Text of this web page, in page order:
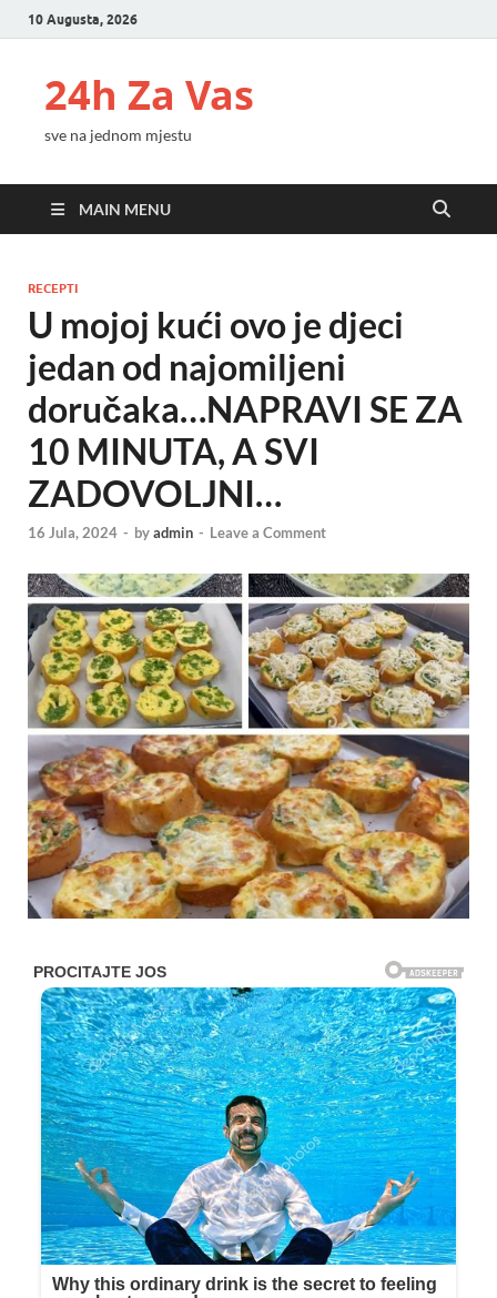
10 Augusta, 2026
24h Za Vas
sve na jednom mjestu
MAIN MENU
RECEPTI
U mojoj kući ovo je djeci
jedan od najomiljeni
doručaka…NAPRAVI SE ZA
10 MINUTA, A SVI
ZADOVOLJNI…
16 Jula, 2024 - byadmin - Leave a Comment